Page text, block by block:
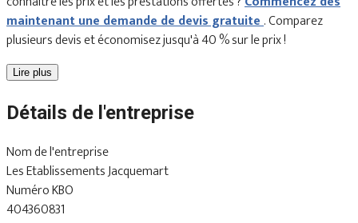
maintenant une demande de devis gratuite. Comparez
plusieurs devis et économisez jusqu'à 40 % sur le prix !
Lire plus
Détails de l'entreprise
Nom de l'entreprise
Les Etablissements Jacquemart
Numéro KBO
404360831